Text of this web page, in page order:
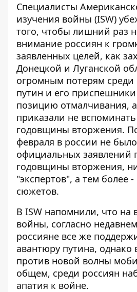
Специалисты
изучения войны (ISW)
того, чтобы лишний раз
внимание россиян к
заявленных целей, как
Донецкой и Луганской
огромным потерям среди
путин и его
позицию отмалчивания,
приказали не
годовщины вторжения.
февраля в россии не
официальных заявлений
годовщины вторжения,
"экспертов", а тем более
сюжетов.
В ISW напомнили, что на
войны, согласно
россияне все же
авантюру путина, однако
против новой волны
общем, среди россиян
апатия к войне.